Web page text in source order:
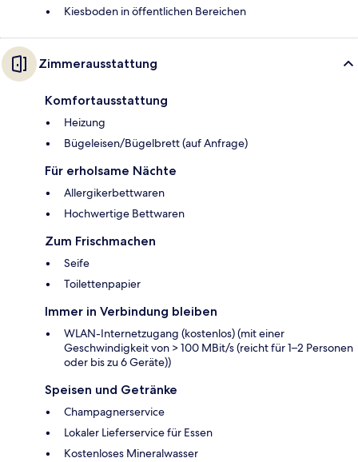
Kiesboden in öffentlichen Bereichen
Zimmerausstattung
Komfortausstattung
Heizung
Bügeleisen/Bügelbrett (auf Anfrage)
Für erholsame Nächte
Allergikerbettwaren
Hochwertige Bettwaren
Zum Frischmachen
Seife
Toilettenpapier
Immer in Verbindung bleiben
WLAN-Internetzugang (kostenlos) (mit einer
Geschwindigkeit von > 100 MBit/s (reicht für 1–2 Personen
oder bis zu 6 Geräte))
Speisen und Getränke
Champagnerservice
Lokaler Lieferservice für Essen
Kostenloses Mineralwasser